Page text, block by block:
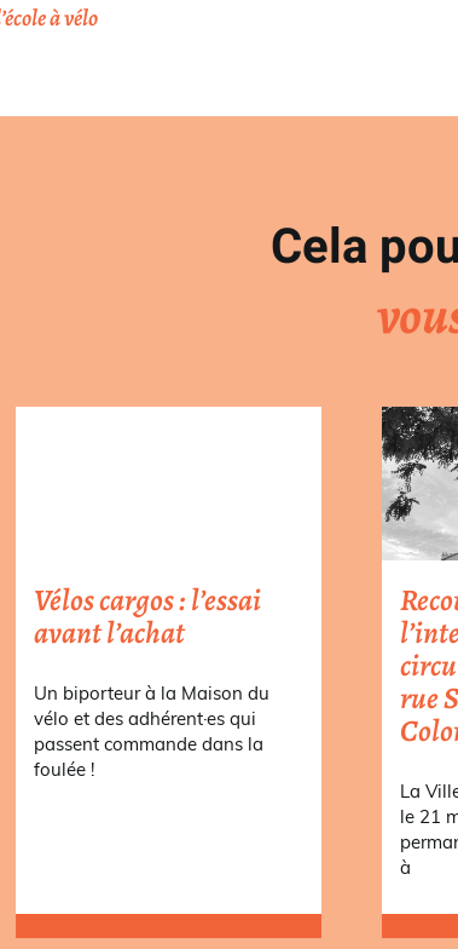
à vélo
Cela
Vélos cargos : l’essai
avant l’achat
Un biporteur à la Maison du
vélo et des adhérent·es qui
passent commande dans la
foulée !
rue
La
le 21
à